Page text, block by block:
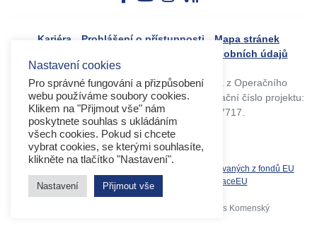
Kariéra Prohlášení o přístupnosti
Mapa stránek
Zásady ochrany osobních údajů
Tvorba webového portálu byla financovaná z Operačního
programu Výzkum, vývoj a vzdělávání. Registrační číslo projektu:
CZ.02.4.125/0.0/0.0/17_045/0017717.
Databáze produktů spolufinancovaných z fondů EU
OPVVV
EK MS2021+ DotaceEU
Copyright 2026 © Operační program Jan Amos Komenský
Nastavení cookies
Pro správné fungování a přizpůsobení
webu používáme soubory cookies.
Klikem na "Přijmout vše" nám
poskytnete souhlas s ukládáním
všech cookies. Pokud si chcete
vybrat cookies, se kterými souhlasíte,
klikněte na tlačítko "Nastavení".
Nastavení Přijmout vše